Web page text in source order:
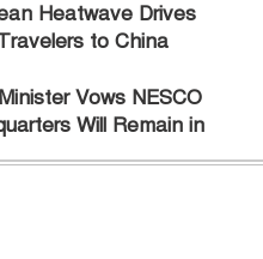
Heatwave Drives
to China
Vows NESCO
Will Remain in